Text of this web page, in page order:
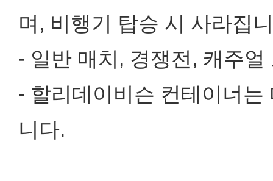
며, 비행기 탑승 시 사라집
- 일반 매치, 경쟁전, 캐주
- 할리데이비슨 컨테이너
니다.